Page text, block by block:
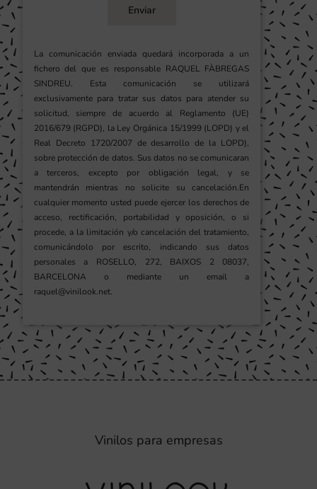
Enviar
La comunicación enviada quedará incorporada a un
fichero del que es responsable RAQUEL FÀBREGAS
SINDREU. Esta comunicación se utilizará
exclusivamente para tratar sus datos para atender su
solicitud, siempre de acuerdo al Reglamento (UE)
2016/679 (RGPD), la Ley Orgánica 15/1999 (LOPD) y el
Real Decreto 1720/2007 de desarrollo de la LOPD),
sobre protección de datos. Sus datos no se comunicaran
a terceros, excepto por obligación legal, y se
mantendrán mientras no solicite su cancelación.En
cualquier momento usted puede ejercer los derechos de
acceso, rectificación, portabilidad y oposición, o si
procede, a la limitación y/o cancelación del tratamiento,
comunicándolo por escrito, indicando sus datos
personales a ROSELLO, 272, BAIXOS 2 08037,
BARCELONA o mediante un email a
raquel@vinilook.net.
Vinilos para empresas